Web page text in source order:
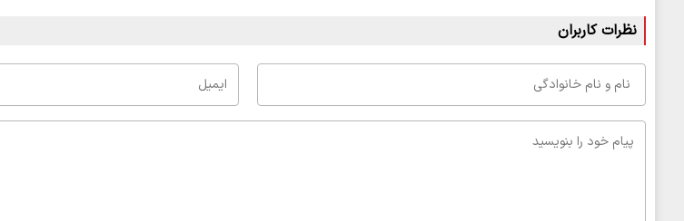
نظرات کاربران